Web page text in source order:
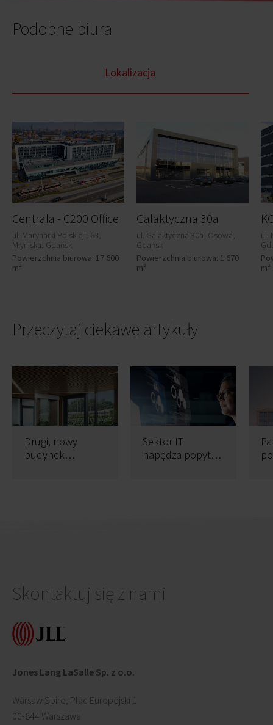
Podobne biura
Lokalizacja
Centrala - C200 Office
ul. Marynarki Polskiej 163,
Młyniska, Gdańsk
Powierzchnia biurowa: 17 600
m²
Galaktyczna 30a
ul. Galaktyczna 30a, Osowa,
Gdańsk
Powierzchnia biurowa: 1 670
m²
ul.
m²
Przeczytaj ciekawe artykuły
Drugi, nowy
budynek
Sektor IT
napędza popyt
Skontaktuj się z nami
Jones Lang LaSalle Sp. z o.o.
Warsaw Spire, Plac Europejski 1
00-844 Warszawa